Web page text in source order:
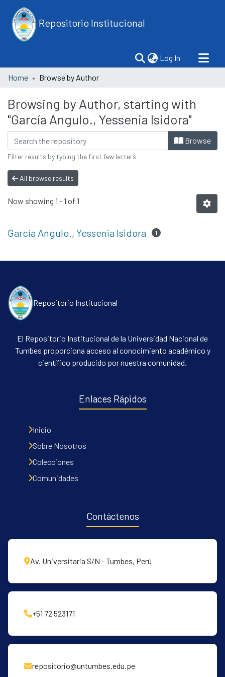
Repositorio Institucional
Log In (current)
Communities & Collections
All of DSpace
Home Browse by Author
Browsing by Author, starting with
"García Angulo., Yessenia Isidora"
Browse
Filter results by typing the first few letters
All browse results
Now showing 1 - 1 of 1
García Angulo., Yessenia Isidora 1
Repositorio Institucional
El Repositorio Institucional de la Universidad Nacional de
Tumbes proporciona acceso al conocimiento académico y
científico producido por nuestra comunidad.
Enlaces Rápidos
Inicio
Sobre Nosotros
Colecciones
Comunidades
Contáctenos
Av. Universitaria S/N - Tumbes, Perú
+51 72 523171
repositorio@untumbes.edu.pe